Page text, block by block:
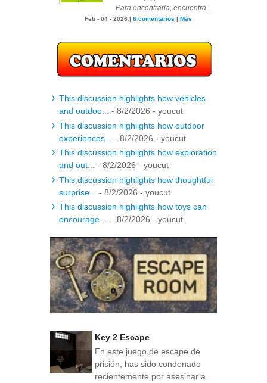
Para encontrarla, encuentra...
Feb - 04 - 2026 | 6 comentarios | Más
This discussion highlights how vehicles
and outdoo...
- 8/2/2026 - youcut
This discussion highlights how outdoor
experiences...
- 8/2/2026 - youcut
This discussion highlights how exploration
and out...
- 8/2/2026 - youcut
This discussion highlights how thoughtful
surprise...
- 8/2/2026 - youcut
This discussion highlights how toys can
encourage ...
- 8/2/2026 - youcut
Key 2 Escape
En este juego de escape de
prisión, has sido condenado
recientemente por asesinar a